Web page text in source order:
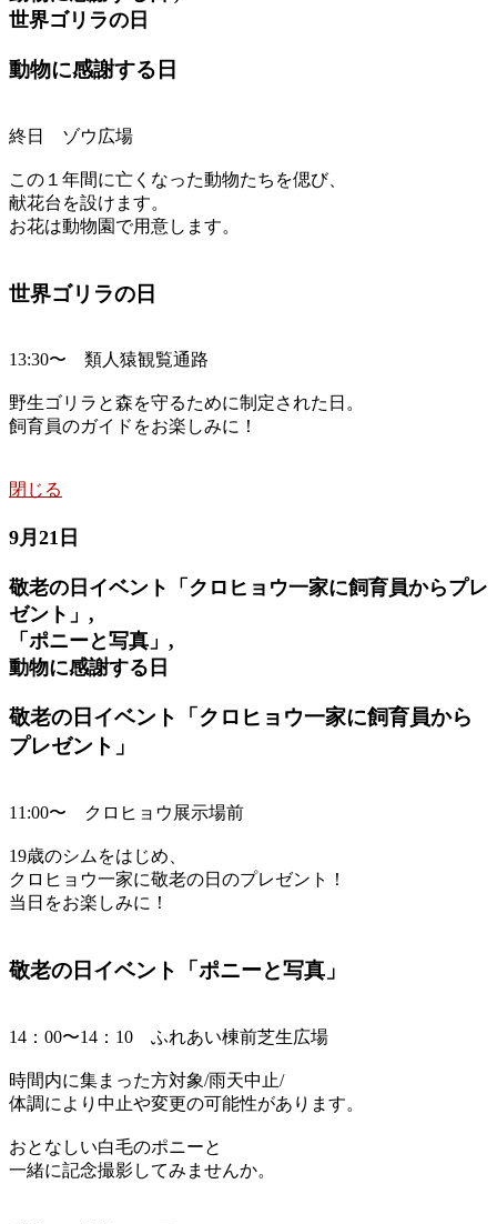
世界ゴリラの日
動物に感謝する日
終日 ゾウ広場
この１年間に亡くなった動物たちを偲び、
献花台を設けます。
お花は動物園で用意します。
世界ゴリラの日
13:30〜 類人猿観覧通路
野生ゴリラと森を守るために制定された日。
飼育員のガイドをお楽しみに！
閉じる
9月21日
敬老の日イベント「クロヒョウ一家に飼育員からプレ
ゼント」,
「ポニーと写真」,
動物に感謝する日
敬老の日イベント「クロヒョウ一家に飼育員から
プレゼント」
11:00〜 クロヒョウ展示場前
19歳のシムをはじめ、
クロヒョウ一家に敬老の日のプレゼント！
当日をお楽しみに！
敬老の日イベント「ポニーと写真」
14：00〜14：10 ふれあい棟前芝生広場
時間内に集まった方対象/雨天中止/
体調により中止や変更の可能性があります。
おとなしい白毛のポニーと
一緒に記念撮影してみませんか。